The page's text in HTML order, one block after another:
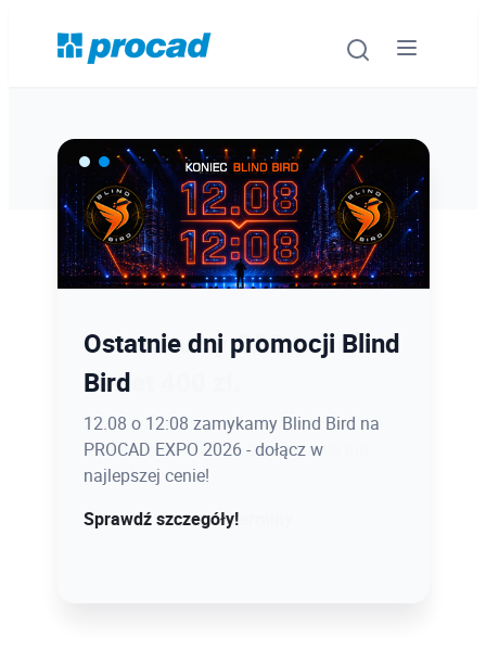
Ostatnie dni promocji Blind
Bird
12.08 o 12:08 zamykamy Blind Bird na
PROCAD EXPO 2026 - dołącz w
najlepszej cenie!
Sprawdź szczegóły!
Latem kursy CAD taniej
nawet 400 zł.
Zapisz się do końca sierpnia z rabatem
na szkolenia otwarte stacjonarnie lub
online!
Sprawdź dostępne terminy
Oprogramowanie
Szkolenia
Urządzenia i serwis